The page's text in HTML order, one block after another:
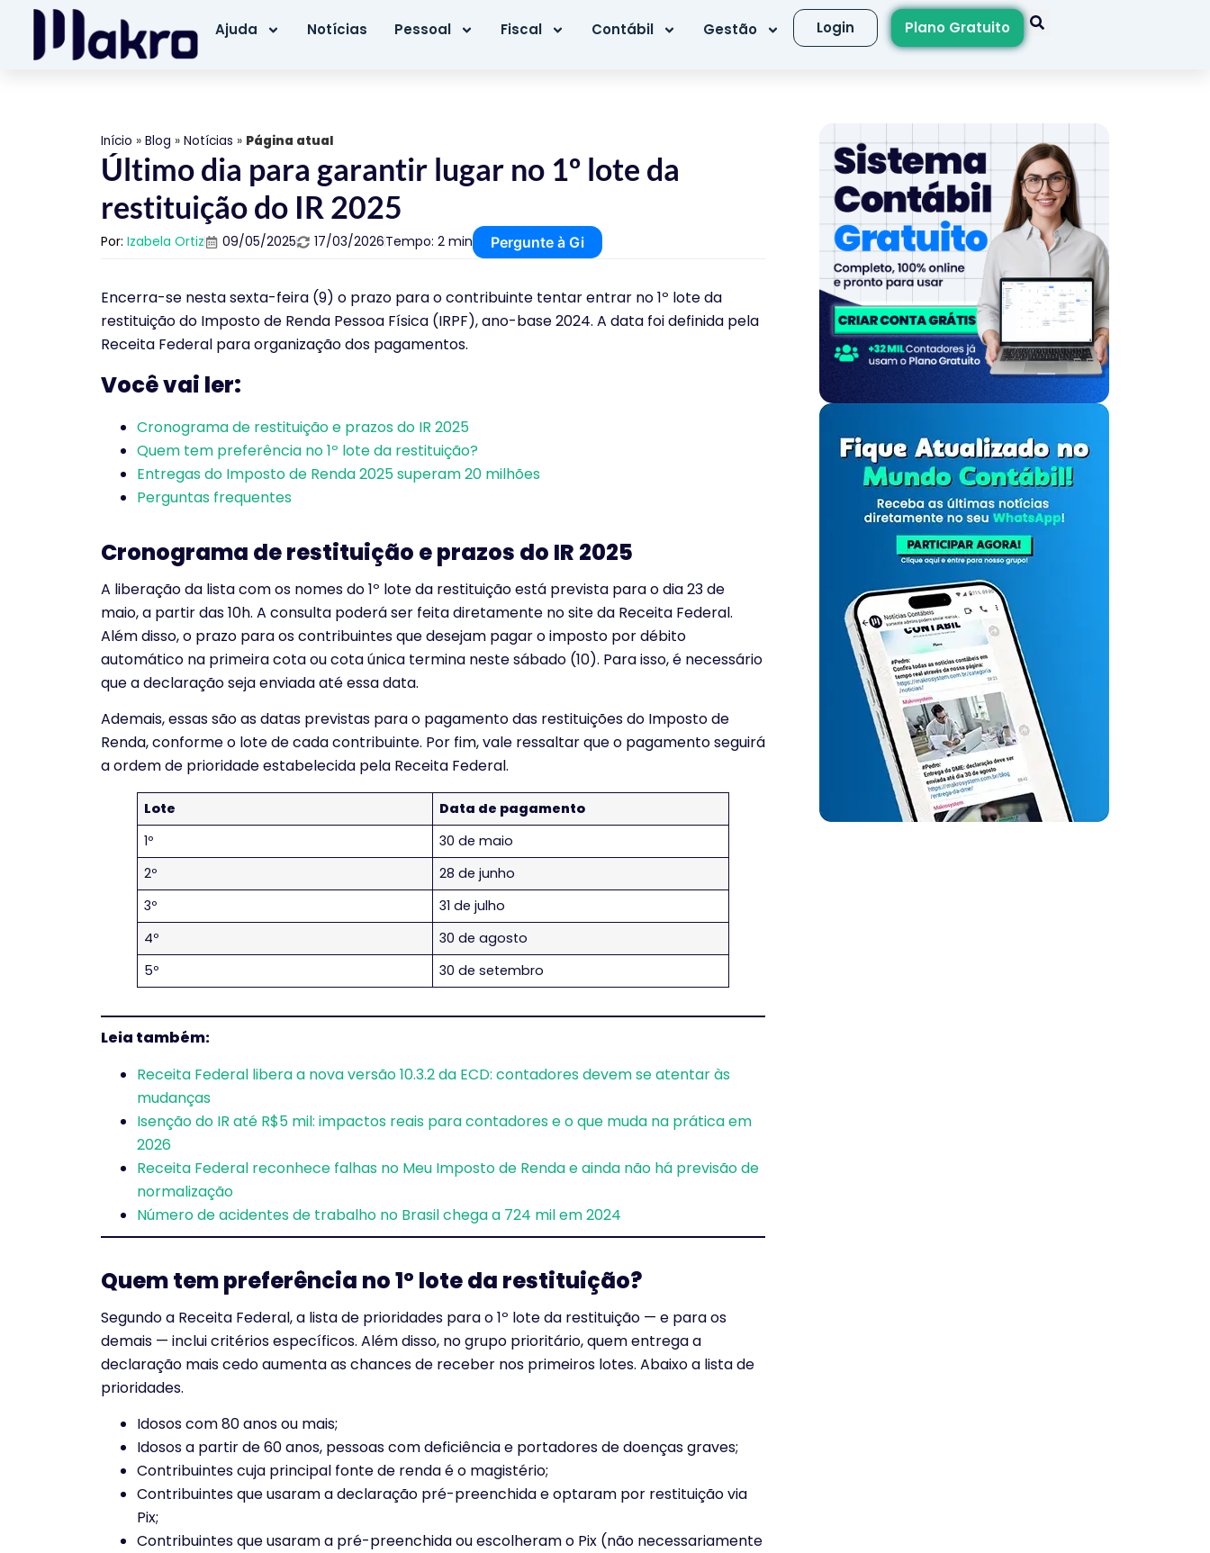
Ajuda Notícias Pessoal Fiscal Contábil Gestão Login Plano Gratuito
Início » Blog » Notícias » Página atual
Último dia para garantir lugar no 1º lote da
restituição do IR 2025
Por: Izabela Ortiz 09/05/2025 17/03/2026Tempo: 2 min Pergunte à Gi
Encerra-se nesta sexta-feira (9) o prazo para o contribuinte tentar entrar no 1º lote da
restituição do Imposto de Renda Pessoa Física (IRPF), ano-base 2024. A data foi definida pela
Receita Federal para organização dos pagamentos.
Você vai ler:
Cronograma de restituição e prazos do IR 2025
Quem tem preferência no 1º lote da restituição?
Entregas do Imposto de Renda 2025 superam 20 milhões
Perguntas frequentes
Cronograma de restituição e prazos do IR 2025
A liberação da lista com os nomes do 1º lote da restituição está prevista para o dia 23 de
maio, a partir das 10h. A consulta poderá ser feita diretamente no site da Receita Federal.
Além disso, o prazo para os contribuintes que desejam pagar o imposto por débito
automático na primeira cota ou cota única termina neste sábado (10). Para isso, é necessário
que a declaração seja enviada até essa data.
Ademais, essas são as datas previstas para o pagamento das restituições do Imposto de
Renda, conforme o lote de cada contribuinte. Por fim, vale ressaltar que o pagamento seguirá
a ordem de prioridade estabelecida pela Receita Federal.
Lote
Data de pagamento
1º
30 de maio
2º
28 de junho
3º
31 de julho
4º
30 de agosto
5º
30 de setembro
Leia também:
Receita Federal libera a nova versão 10.3.2 da ECD: contadores devem se atentar às
mudanças
Isenção do IR até R$5 mil: impactos reais para contadores e o que muda na prática em
2026
Receita Federal reconhece falhas no Meu Imposto de Renda e ainda não há previsão de
normalização
Número de acidentes de trabalho no Brasil chega a 724 mil em 2024
Quem tem preferência no 1º lote da restituição?
Segundo a Receita Federal, a lista de prioridades para o 1º lote da restituição — e para os
demais — inclui critérios específicos. Além disso, no grupo prioritário, quem entrega a
declaração mais cedo aumenta as chances de receber nos primeiros lotes. Abaixo a lista de
prioridades.
Idosos com 80 anos ou mais;
Idosos a partir de 60 anos, pessoas com deficiência e portadores de doenças graves;
Contribuintes cuja principal fonte de renda é o magistério;
Contribuintes que usaram a declaração pré-preenchida e optaram por restituição via
Pix;
Contribuintes que usaram a pré-preenchida ou escolheram o Pix (não necessariamente